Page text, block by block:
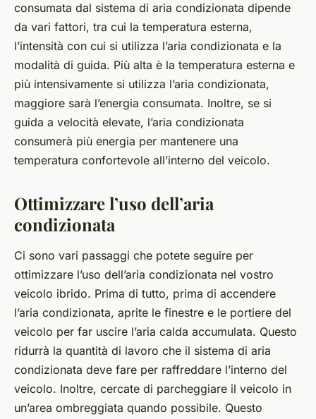
consumata dal sistema di aria condizionata dipende
da vari fattori, tra cui la temperatura esterna,
l’intensità con cui si utilizza l’aria condizionata e la
modalità di guida. Più alta è la temperatura esterna e
più intensivamente si utilizza l’aria condizionata,
maggiore sarà l’energia consumata. Inoltre, se si
guida a velocità elevate, l’aria condizionata
consumerà più energia per mantenere una
temperatura confortevole all’interno del veicolo.
Ottimizzare l’uso dell’aria
condizionata
Ci sono vari passaggi che potete seguire per
ottimizzare l’uso dell’aria condizionata nel vostro
veicolo ibrido. Prima di tutto, prima di accendere
l’aria condizionata, aprite le finestre e le portiere del
veicolo per far uscire l’aria calda accumulata. Questo
ridurrà la quantità di lavoro che il sistema di aria
condizionata deve fare per raffreddare l’interno del
veicolo. Inoltre, cercate di parcheggiare il veicolo in
un’area ombreggiata quando possibile. Questo